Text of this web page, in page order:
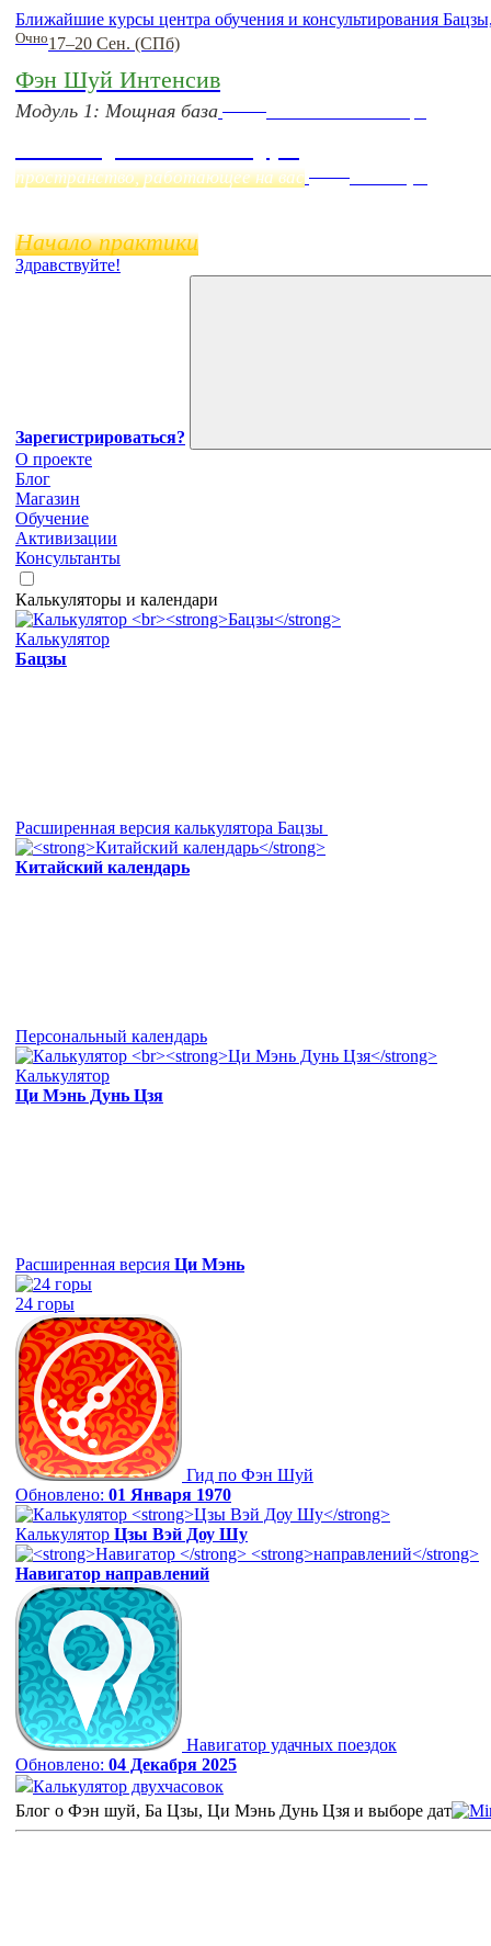
Ближайшие курсы центра обучения и консультирования
Очно17–20 Сен. (СПб)
Фэн Шуй Интенсив
Модуль 1: Мощная база
пространство, работающее на вас
Начало практики
Здравствуйте!
Зарегистрироваться?
О проекте
Блог
Магазин
Обучение
Активизации
Консультанты
Калькуляторы и календари
Калькулятор
Бацзы
Расширенная версия калькулятора Бацзы
Китайский календарь
Персональный календарь
Калькулятор
Ци Мэнь Дунь Цзя
Расширенная версия Ци Мэнь
24 горы
Гид по Фэн Шуй
Обновлено: 01 Января 1970
Калькулятор Цзы Вэй Доу Шу
Навигатор направлений
Навигатор удачных поездок
Обновлено: 04 Декабря 2025
Калькулятор двухчасовок
Блог о Фэн шуй, Ба Цзы, Ци Мэнь Дунь Цзя и выборе дат